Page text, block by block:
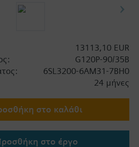
13113,10 EUR
G120P-90/35B
6SL3200-6AM31-7BH0
24 μήνες
στο καλάθι
στο έργο